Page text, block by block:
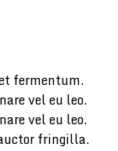
fermentum.
vel eu leo.
vel eu leo.
fringilla.